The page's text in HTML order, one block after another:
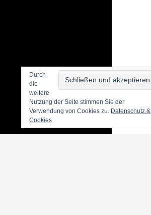
Durch
die
weitere
Nutzung der Seite stimmen Sie der
Verwendung von Cookies zu. Datenschutz &
Cookies